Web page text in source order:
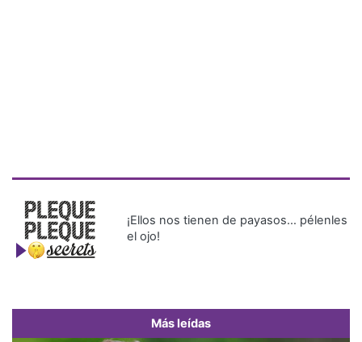
¡Ellos nos tienen de payasos… pélenles
el ojo!
Más leídas